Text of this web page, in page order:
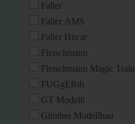
Faller
Faller AMS
Faller Hitcar
Fleischmann
Fleischmann Magic Train
FUGgERth
GT Modelli
Günther Modellbau